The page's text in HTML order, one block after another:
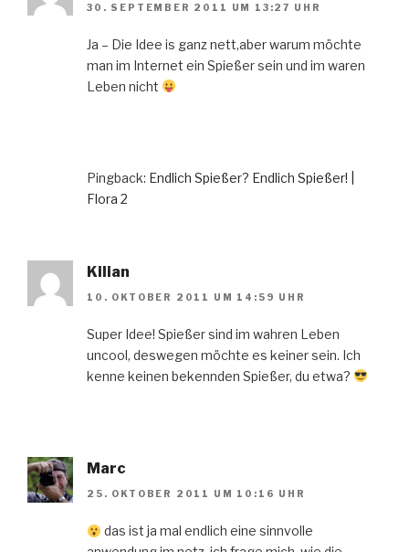
30. SEPTEMBER 2011 UM 13:27 UHR
Ja – Die Idee is ganz nett,aber warum möchte
man im Internet ein Spießer sein und im waren
Leben nicht
Pingback: Endlich Spießer? Endlich Spießer! |
Flora 2
Kilian
10. OKTOBER 2011 UM 14:59 UHR
Super Idee! Spießer sind im wahren Leben
uncool, deswegen möchte es keiner sein. Ich
kenne keinen bekennden Spießer, du etwa?
Marc
25. OKTOBER 2011 UM 10:16 UHR
das ist ja mal endlich eine sinnvolle